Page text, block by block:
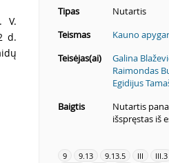
V.
d.
Tipas
Nutartis
Teismas
Kauno
Teisėjas(ai)
Galina
Raimondas
Egidijus
Baigtis
Nutartis
išspręstas iš
9 9.13 9.13.5 III III.3